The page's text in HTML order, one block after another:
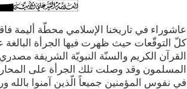
عاشوراء في تاريخنا الإسلامي محطّة أليمة
كلّ التوقّعات حيث ظهرت فيها الجرأة
القرآن الكريم والسنّة النبويّة الشريفة
المسلمون وقد وصلت تلك الجرأة على
في نفوس المؤمنين جميعاً الّذين آمنوا